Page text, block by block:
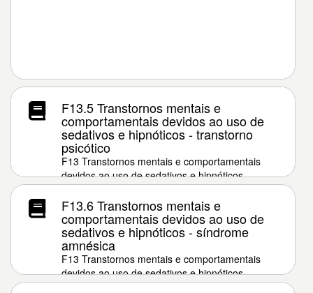
F13.5 Transtornos mentais e
comportamentais devidos ao uso de
sedativos e hipnóticos - transtorno
psicótico
F13 Transtornos mentais e comportamentais
devidos ao uso de sedativos e hipnóticos
F13.6 Transtornos mentais e
comportamentais devidos ao uso de
sedativos e hipnóticos - síndrome
amnésica
F13 Transtornos mentais e comportamentais
devidos ao uso de sedativos e hipnóticos